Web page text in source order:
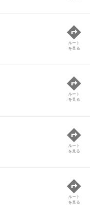
ルート
を見る
ルート
を見る
ルート
を見る
ルート
を見る